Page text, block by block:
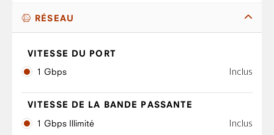
RÉSEAU
VITESSE DU PORT
1 Gbps
Inclus
VITESSE DE LA BANDE PASSANTE
1 Gbps Illimité
Inclus